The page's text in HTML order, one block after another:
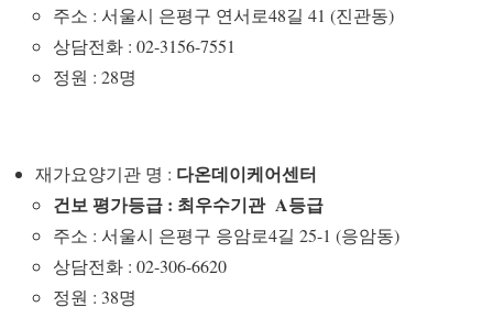
주소 : 서울시 은평구 연서로48길 41 (진관동)
상담전화 : 02-3156-7551
정원 : 28명
재가요양기관 명 : 다온데이케어센터
건보 평가등급 : 최우수기관 A등급
주소 : 서울시 은평구 응암로4길 25-1 (응암동)
상담전화 : 02-306-6620
정원 : 38명